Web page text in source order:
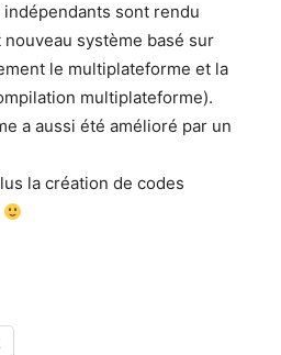
sont rendu
système basé sur
le multiplateforme et la
multiplateforme).
a aussi été amélioré par un
la création de codes